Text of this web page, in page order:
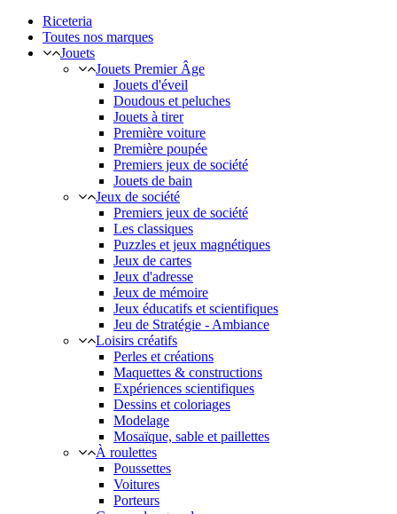
Riceteria
Toutes nos marques
Jouets
Jouets Premier Âge
Jouets d'éveil
Doudous et peluches
Jouets à tirer
Première voiture
Première poupée
Premiers jeux de société
Jouets de bain
Jeux de société
Premiers jeux de société
Les classiques
Puzzles et jeux magnétiques
Jeux de cartes
Jeux d'adresse
Jeux de mémoire
Jeux éducatifs et scientifiques
Jeu de Stratégie - Ambiance
Loisirs créatifs
Perles et créations
Maquettes & constructions
Expériences scientifiques
Dessins et coloriages
Modelage
Mosaïque, sable et paillettes
À roulettes
Poussettes
Voitures
Porteurs